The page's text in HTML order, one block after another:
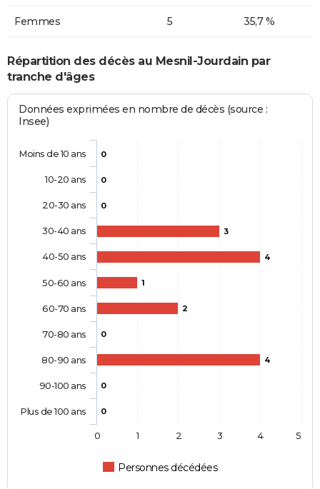
Femmes 5 35,7 %
Répartition des décès au Mesnil-Jourdain par
tranche d'âges
Données exprimées en nombre de décès (source :
Insee)
0
0
0
3
4
1
2
0
4
0
0
Personnes décédées
Moins de 10 ans
10-20 ans
20-30 ans
30-40 ans
40-50 ans
50-60 ans
60-70 ans
70-80 ans
80-90 ans
90-100 ans
Plus de 100 ans
0 1 2 3 4 5